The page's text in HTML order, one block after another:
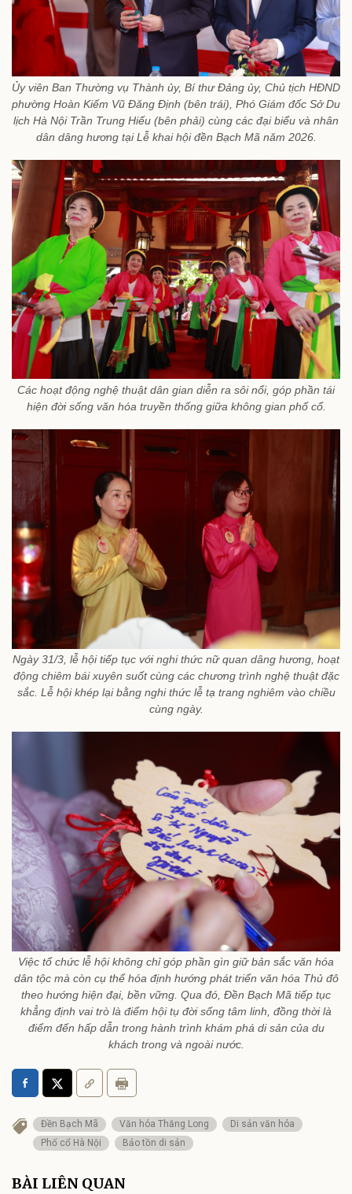
Ủy viên Ban Thường vụ Thành ủy, Bí thư Đảng ủy, Chủ tịch HĐND
phường Hoàn Kiếm Vũ Đăng Định (bên trái), Phó Giám đốc Sở Du
lịch Hà Nội Trần Trung Hiếu (bên phải) cùng các đại biểu và nhân
dân dâng hương tại Lễ khai hội đền Bạch Mã năm 2026.
Các hoạt động nghệ thuật dân gian diễn ra sôi nổi, góp phần tái
hiện đời sống văn hóa truyền thống giữa không gian phố cổ.
Ngày 31/3, lễ hội tiếp tục với nghi thức nữ quan dâng hương, hoạt
động chiêm bái xuyên suốt cùng các chương trình nghệ thuật đặc
sắc. Lễ hội khép lại bằng nghi thức lễ tạ trang nghiêm vào chiều
cùng ngày.
Việc tổ chức lễ hội không chỉ góp phần gìn giữ bản sắc văn hóa
dân tộc mà còn cụ thể hóa định hướng phát triển văn hóa Thủ đô
theo hướng hiện đại, bền vững. Qua đó, Đền Bạch Mã tiếp tục
khẳng định vai trò là điểm hội tụ đời sống tâm linh, đồng thời là
điểm đến hấp dẫn trong hành trình khám phá di sản của du
khách trong và ngoài nước.
Đền Bạch Mã Văn hóa Thăng Long
Di sản văn hóa
Phố cổ Hà Nội
Bảo tồn di sản
BÀI LIÊN QUAN